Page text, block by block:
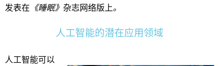
发表在 《睡眠》 杂志网络版上。
人工智能的潜在应用领域
人工智能可以